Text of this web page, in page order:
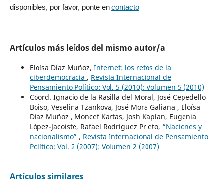
disponibles, por favor, ponte en contacto
Artículos más leídos del mismo autor/a
Eloísa Díaz Muñoz, Internet: los retos de la
ciberdemocracia , Revista Internacional de
Pensamiento Político: Vol. 5 (2010): Volumen 5 (2010)
Coord. Ignacio de la Rasilla del Moral, José Cepedello
Boiso, Veselina Tzankova, José Mora Galiana , Eloísa
Díaz Muñoz , Moncef Kartas, Josh Kaplan, Eugenia
López-Jacoiste, Rafael Rodríguez Prieto, “Naciones y
nacionalismo” , Revista Internacional de Pensamiento
Político: Vol. 2 (2007): Volumen 2 (2007)
Artículos similares